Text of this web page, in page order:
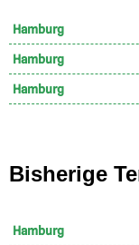
Hamburg
Hamburg
Hamburg
Bisherige
Hamburg